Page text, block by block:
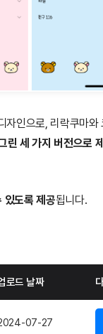
자인으로, 리락쿠마와
린 세 가지 버전으로
도록 제공됩니다.
로드 날짜
07-27